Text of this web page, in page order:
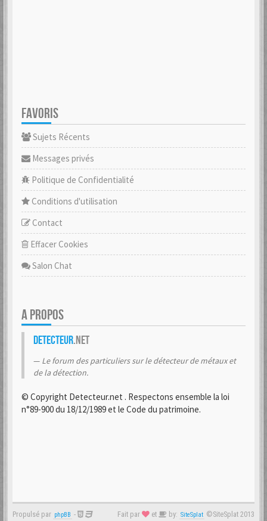
FAVORIS
Sujets Récents
Messages privés
Politique de Confidentialité
Conditions d'utilisation
Contact
Effacer Cookies
Salon Chat
A PROPOS
Detecteur.net
Le forum des particuliers sur le détecteur de métaux et
de la détection.
© Copyright Detecteur.net . Respectons ensemble la loi
n°89-900 du 18/12/1989 et le Code du patrimoine.
Propulsé par phpBB - Fait par et by: SiteSplat ©SiteSplat 2013